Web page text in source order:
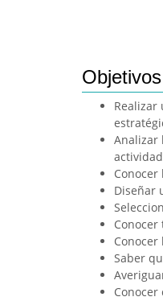
Realizar
Analizar
Diseñar
Saber